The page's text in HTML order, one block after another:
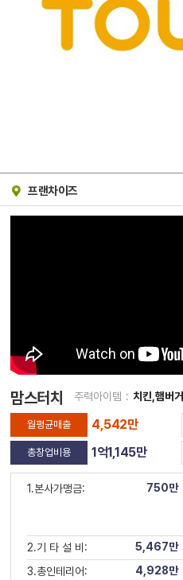
프랜차이즈
맘스터치 주력아이템 : 치킨,햄버거
월평균매출 4,542만
총창업비용 1억1,145만
1.본사가맹금: 750만
2.기 타 설 비:
5,467만
3.총인테리어:
4,928만